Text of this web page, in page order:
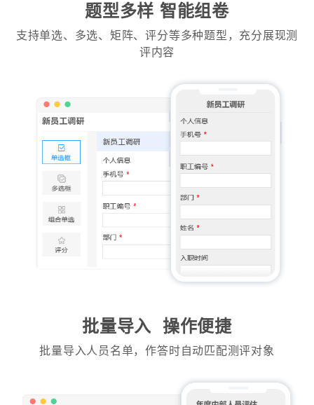
题型多样 智能组卷
支持单选、多选、矩阵、评分等多种题型，充分展现测
评内容
批量导入 操作便捷
批量导入人员名单，作答时自动匹配测评对象